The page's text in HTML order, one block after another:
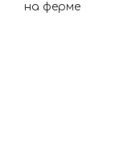
на ферме